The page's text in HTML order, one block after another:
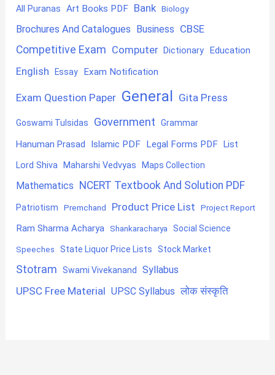
All Puranas Art Books PDF Bank Biology
Brochures And Catalogues Business CBSE
Competitive Exam Computer Dictionary Education
English Essay Exam Notification
Exam Question Paper General Gita Press
Goswami Tulsidas Government Grammar
Hanuman Prasad Islamic PDF Legal Forms PDF List
Lord Shiva Maharshi Vedvyas Maps Collection
Mathematics NCERT Textbook And Solution PDF
Patriotism Premchand Product Price List Project Report
Ram Sharma Acharya Shankaracharya Social Science
Speeches State Liquor Price Lists Stock Market
Stotram Swami Vivekanand Syllabus
UPSC Free Material UPSC Syllabus लोक संस्कृति